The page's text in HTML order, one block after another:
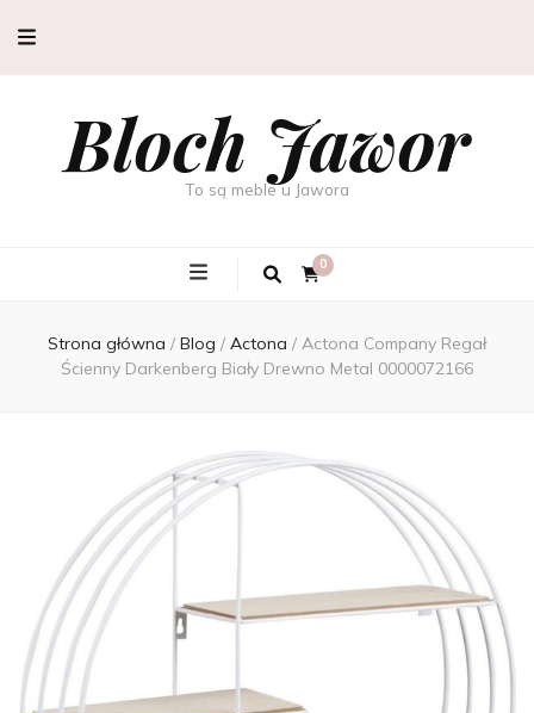
Bloch Jawor
To są meble u Jawora
0
Strona główna / Blog / Actona / Actona Company Regał
Ścienny Darkenberg Biały Drewno Metal 0000072166